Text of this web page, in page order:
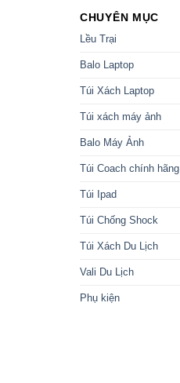
CHUYÊN MỤC
Lều Trại
Balo Laptop
Túi Xách Laptop
Túi xách máy ảnh
Balo Máy Ảnh
Túi Coach chính hãng
Túi Ipad
Túi Chống Shock
Túi Xách Du Lịch
Vali Du Lịch
Phụ kiện